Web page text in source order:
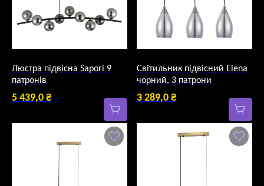
Люстра підвісна Sapori 9
патронів
5 439,0 ₴
Світильник підвісний Elena
чорний, 3 патрони
3 289,0 ₴